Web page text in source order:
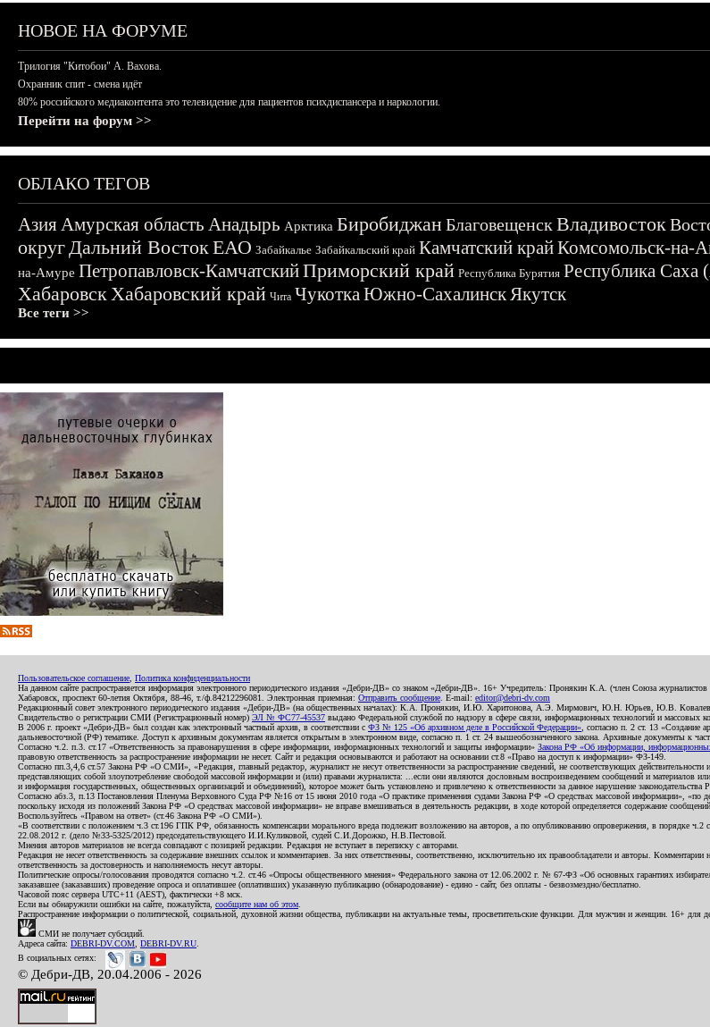
НОВОЕ НА ФОРУМЕ
Трилогия "Китобои" А. Вахова.
Охранник спит - смена идёт
80% российского медиаконтента это телевидение для пациентов психдиспансера и наркологии.
Перейти на форум >>
ОБЛАКО ТЕГОВ
АзияАмурская область Анадырь Арктика БиробиджанБлаговещенскВладивосток
округДальний ВостокЕАО Забайкалье Забайкальский край Камчатский крайКомсомольск-на-
на-Амуре Петропавловск-КамчатскийПриморский край Республика Бурятия Республика Саха
ХабаровскХабаровский край Чита ЧукоткаЮжно-СахалинскЯкутск
Все теги >>
Пользовательское соглашение Политика конфиденциальности
На данном сайте распространяется информация электронного периодического издания «Дебри-ДВ» со знаком «Дебри-ДВ». 16+ Учредитель: Пронякин К.А. (член Союза
Хабаровск, проспект 60-летия Октября, 88-46, т./ф.84212296081. Электронная приемная: Отправить сообщение . E-mail: editor@debri-dv.com
Редакционный совет электронного периодического издания «Дебри-ДВ» (на общественных началах): К.А. Пронякин, И.Ю. Харитонова, А.Э. Мирмович, Ю.Н. Юрьев, Ю.В.
Свидетельство о регистрации СМИ (Регистрационный номер) ЭЛ № ФС77-45537 выдано Федеральной службой по надзору в сфере связи, информационных технологий и массовых
В 2006 г. проект «Дебри-ДВ» был создан как электронный частный архив, в соответствии с ФЗ № 125 «Об архивном деле в Российской Федерации» , согласно п. 2 ст. 13
дальневосточной (РФ) тематике. Доступ к архивным документам является открытым в электронном виде, согласно п. 1 ст. 24 вышеобозначенного закона. Архивные документы к
Согласно ч.2. п.3. ст.17 «Ответственность за правонарушения в сфере информации, информационных технологий и защиты информации» Закона РФ «Об информации,
правовую ответственность за распространение информации не несет. Сайт и редакция основываются и работают на основании ст.8 «Право на доступ к информации» ФЗ-149.
Согласно пп.3,4,6 ст.57 Закона РФ «О СМИ», «Редакция, главный редактор, журналист не несут ответственности за распространение сведений, не соответствующих
представляющих собой злоупотребление свободой массовой информации и (или) правами журналиста: ...если они являются дословным воспроизведением сообщений и материалов
и информация государственных, общественных организаций и объединений), которое может быть установлено и привлечено к ответственности за данное нарушение законодательства
Согласно абз.3, п.13 Постановления Пленума Верховного Суда РФ №16 от 15 июня 2010 года «О практике применения судами Закона РФ «О средствах массовой информации», «по
поскольку исходя из положений Закона РФ «О средствах массовой информации» не вправе вмешиваться в деятельность редакции, в ходе которой определяется содержание
Воспользуйтесь «Правом на ответ» (ст.46 Закона РФ «О СМИ»).
«В соответствии с положением ч.3 ст.196 ГПК РФ, обязанность компенсации морального вреда подлежит возложению на авторов, а по опубликованию опровержения, в порядке ч.2
22.08.2012 г. (дело №33-5325/2012) председательствующего И.И.Куликовой, судей С.И.Дорожко, Н.В.Пестовой.
Мнения авторов материалов не всегда совпадают с позицией редакции. Редакция не вступает в переписку с авторами.
Редакция не несет ответственность за содержание внешних ссылок и комментариев. За них ответственны, соответственно, исключительно их правообладатели и авторы.
ответственность за достоверность и наполняемость несут авторы.
Политические опросы/голосования проводятся согласно ч.2. ст.46 «Опросы общественного мнения» Федерального закона от 12.06.2002 г. № 67-ФЗ «Об основных гарантиях
заказавшее (заказавших) проведение опроса и оплатившее (оплативших) указанную публикацию (обнародование) - едино - сайт, без оплаты - безвозмездно/бесплатно.
Часовой пояс сервера UTC+11 (AEST), фактически +8 мск.
Если вы обнаружили ошибки на сайте, пожалуйста, сообщите нам об этом
Распространение информации о политической, социальной, духовной жизни общества, публикации на актуальные темы, просветительские функции. Для мужчин и женщин. 16+ для
СМИ не получает субсидий.
Адреса сайта: DEBRI-DV.COM DEBRI-DV.RU
В социальных сетях:
© Дебри-ДВ, 20.04.2006 - 2026